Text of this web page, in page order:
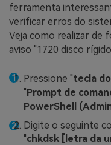
ferramenta
verificar erros do
Veja como realizar de
aviso "1720 disco
Pressione "tecla
" Prompt de
PowerShell
Digite o seguinte
"chkdsk [letra da